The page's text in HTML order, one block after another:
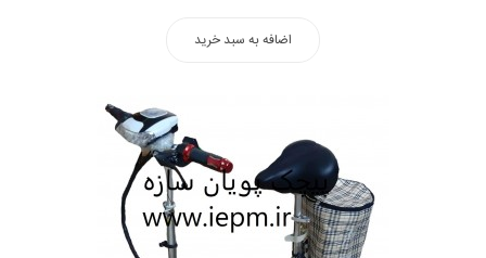
اضافه به سبد خرید